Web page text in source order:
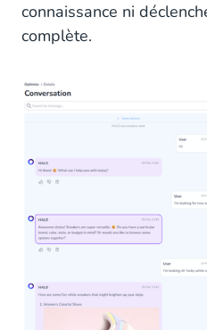
connaissance ni
complète.